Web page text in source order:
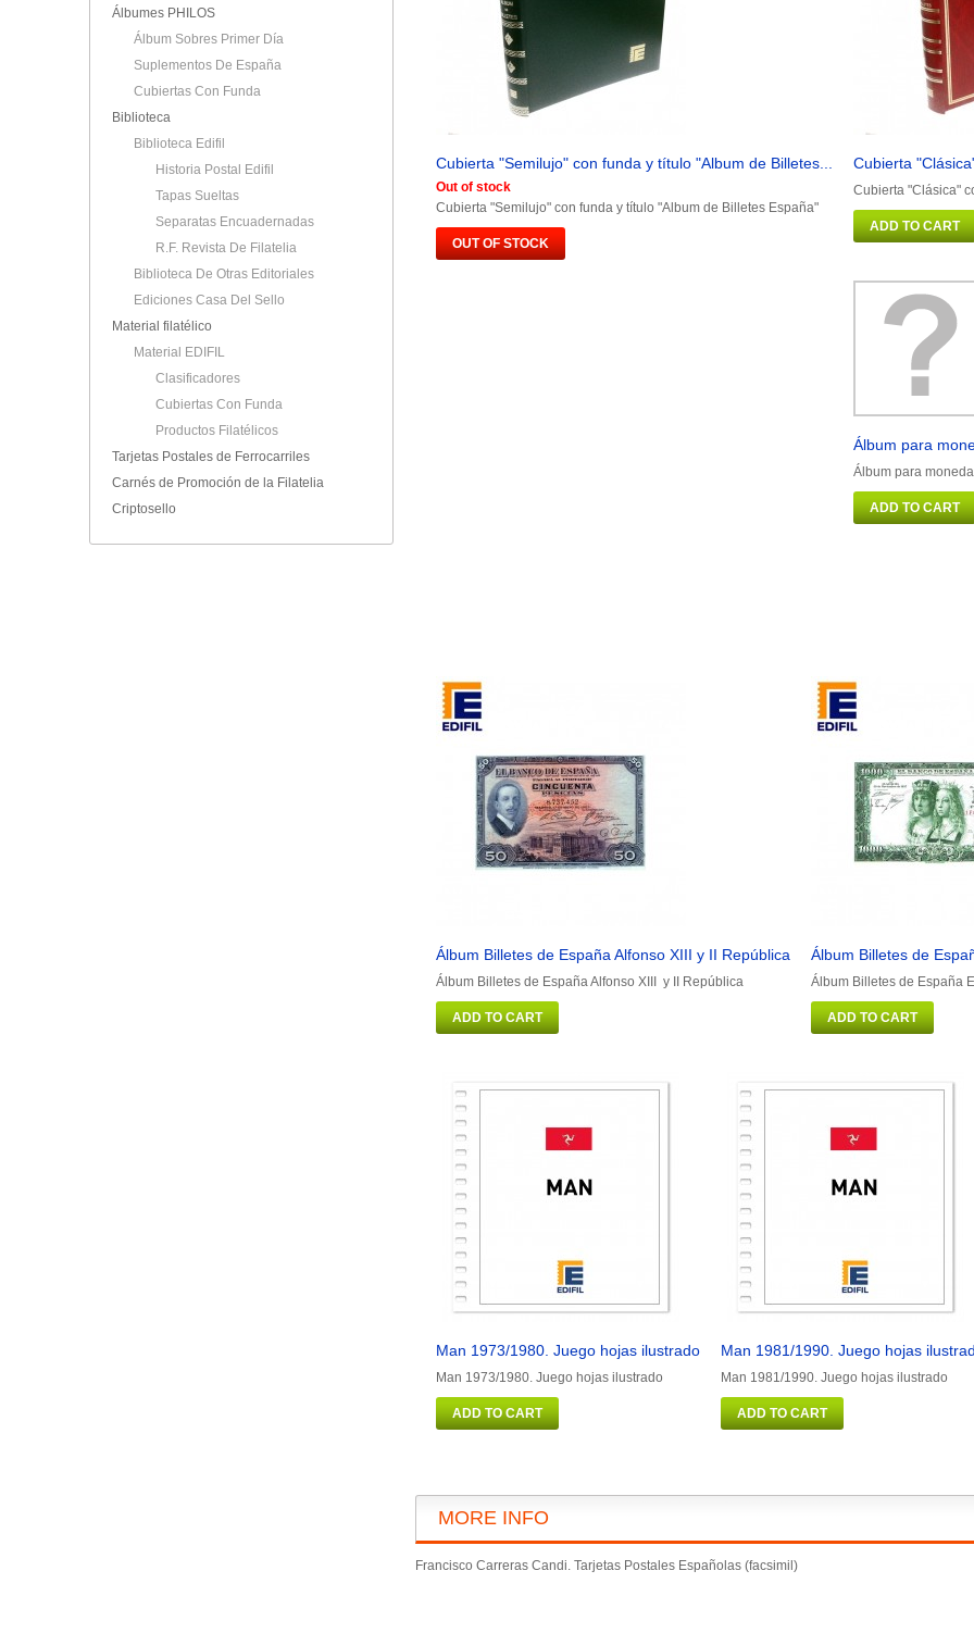
Álbumes PHILOS
Álbum Sobres Primer Día
Suplementos De España
Cubiertas Con Funda
Biblioteca
Biblioteca Edifil
Historia Postal Edifil
Tapas Sueltas
Separatas Encuadernadas
R.F. Revista De Filatelia
Biblioteca De Otras Editoriales
Ediciones Casa Del Sello
Material filatélico
Material EDIFIL
Clasificadores
Cubiertas Con Funda
Productos Filatélicos
Tarjetas Postales de Ferrocarriles
Carnés de Promoción de la Filatelia
Criptosello
Cubierta "Semilujo" con funda y título "Album de Billetes...
Out of stock
Cubierta "Semilujo" con funda y título "Album de Billetes España"
OUT OF STOCK
Cubierta
Cubierta "Clásica"
ADD TO CART
Álbum para
Álbum para
ADD TO CART
Álbum Billetes de España Alfonso XIII y II República
Álbum Billetes de España Alfonso XIII y II República
ADD TO CART
Álbum Billetes de
Álbum Billetes de España
ADD TO CART
Man 1973/1980. Juego hojas ilustrado
Man 1973/1980. Juego hojas ilustrado
ADD TO CART
Man 1981/1990. Juego hojas
Man 1981/1990. Juego hojas ilustrado
ADD TO CART
MORE INFO
Francisco Carreras Candi. Tarjetas Postales Españolas (facsimil)